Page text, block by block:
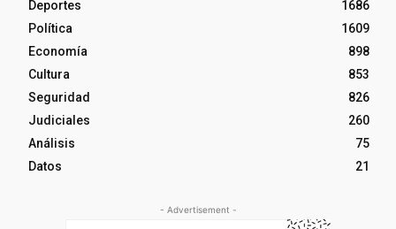
Deportes
1686
Política
1609
Economía
898
Cultura
853
Seguridad
826
Judiciales
260
Análisis
75
Datos
21
- Advertisement -